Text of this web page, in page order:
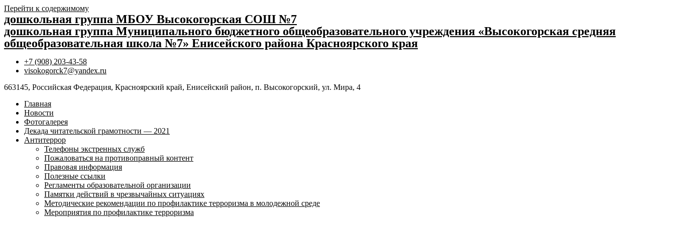
Перейти к содержимому
дошкольная группа МБОУ Высокогорская СОШ №7
дошкольная группа Муниципального бюджетного общеобразовательного учреждения «Высокогорская средняя
общеобразовательная школа №7» Енисейского района Красноярского края
+7 (908) 203-43-58
visokogorck7@yandex.ru
663145, Российская Федерация, Красноярский край, Енисейский район, п. Высокогорский, ул. Мира, 4
Главная
Новости
Фотогалерея
Декада читательской грамотности — 2021
Антитеррор
Телефоны экстренных служб
Пожаловаться на противоправный контент
Правовая информация
Полезные ссылки
Регламенты образовательной организации
Памятки действий в чрезвычайных ситуациях
Методические рекомендации по профилактике терроризма в молодежной среде
Мероприятия по профилактике терроризма